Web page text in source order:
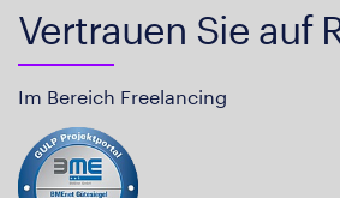
Vertrauen Sie auf
Im Bereich Freelancing